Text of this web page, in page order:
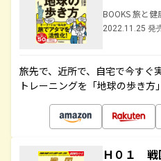
BOOKS 旅と健
2022.11.25 発
旅先で、近所で、自宅で今すぐ
トレーニングを「地球の歩き
Ｈ０１ 戦